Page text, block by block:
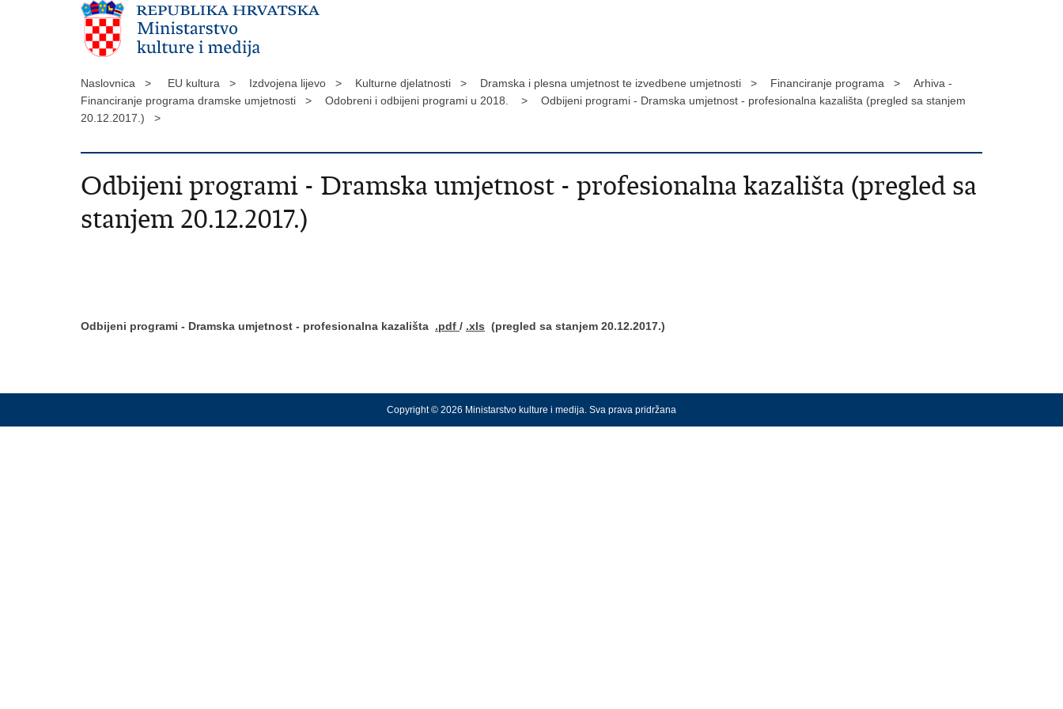
Naslovnica > EU kultura > Izdvojena lijevo > Kulturne djelatnosti > Dramska i plesna umjetnost te izvedbene umjetnosti > Financiranje programa >
Arhiva -
Financiranje programa dramske umjetnosti >
Odobreni i odbijeni programi u 2018. >
Odbijeni programi - Dramska umjetnost - profesionalna kazališta (pregled sa stanjem
20.12.2017.) >
Odbijeni programi - Dramska umjetnost - profesionalna kazališta (pregled sa
stanjem 20.12.2017.)
Odbijeni programi - Dramska umjetnost - profesionalna kazališta .pdf / .xls (pregled sa stanjem 20.12.2017.)
Copyright © 2026 Ministarstvo kulture i medija. Sva prava pridržana